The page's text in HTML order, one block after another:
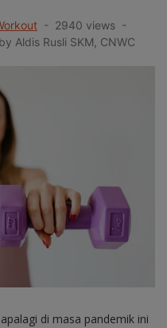
- 2940 views -
Aldis Rusli SKM, CNWC
di masa pandemik ini